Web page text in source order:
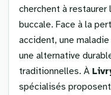
cherchent à
buccale. Face à la
accident, une maladie
une alternative
traditionnelles. À
spécialisés